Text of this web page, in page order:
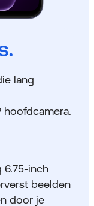
lang
hoofdcamera.
6.75-inch
beelden
door je